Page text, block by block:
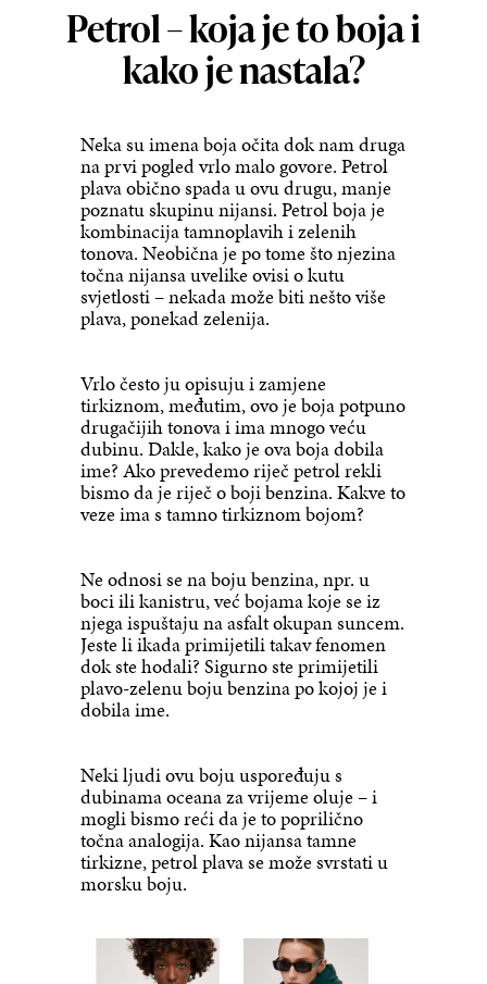
Petrol – koja je to boja i
kako je nastala?
Neka su imena boja očita dok nam druga
na prvi pogled vrlo malo govore. Petrol
plava obično spada u ovu drugu, manje
poznatu skupinu nijansi. Petrol boja je
kombinacija tamnoplavih i zelenih
tonova. Neobična je po tome što njezina
točna nijansa uvelike ovisi o kutu
svjetlosti – nekada može biti nešto više
plava, ponekad zelenija.
Vrlo često ju opisuju i zamjene
tirkiznom, međutim, ovo je boja potpuno
drugačijih tonova i ima mnogo veću
dubinu. Dakle, kako je ova boja dobila
ime? Ako prevedemo riječ petrol rekli
bismo da je riječ o boji benzina. Kakve to
veze ima s tamno tirkiznom bojom?
Ne odnosi se na boju benzina, npr. u
boci ili kanistru, već bojama koje se iz
njega ispuštaju na asfalt okupan suncem.
Jeste li ikada primijetili takav fenomen
dok ste hodali? Sigurno ste primijetili
plavo-zelenu boju benzina po kojoj je i
dobila ime.
Neki ljudi ovu boju uspoređuju s
dubinama oceana za vrijeme oluje – i
mogli bismo reći da je to poprilično
točna analogija. Kao nijansa tamne
tirkizne, petrol plava se može svrstati u
morsku boju.